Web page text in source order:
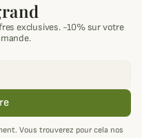
exclusives. -10% sur votre
Vous trouverez pour cela nos